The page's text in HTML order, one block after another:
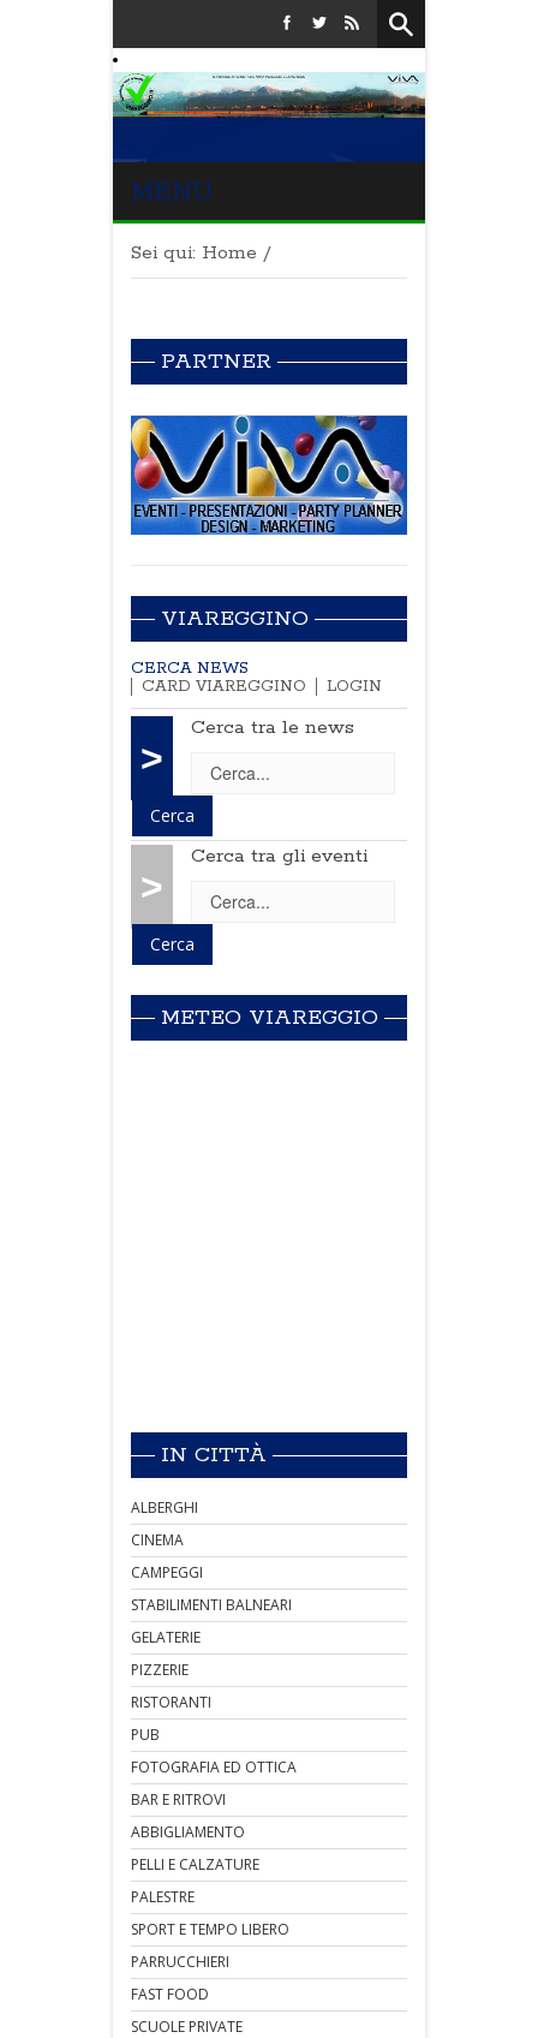
MENU
Sei qui: Home /
PARTNER
VIAREGGINO
CERCA NEWS
CARD VIAREGGINO
LOGIN
>
Cerca tra le news
>
Cerca tra gli eventi
METEO VIAREGGIO
IN CITTÀ
ALBERGHI
CINEMA
CAMPEGGI
STABILIMENTI BALNEARI
GELATERIE
PIZZERIE
RISTORANTI
PUB
FOTOGRAFIA ED OTTICA
BAR E RITROVI
ABBIGLIAMENTO
PELLI E CALZATURE
PALESTRE
SPORT E TEMPO LIBERO
PARRUCCHIERI
FAST FOOD
SCUOLE PRIVATE